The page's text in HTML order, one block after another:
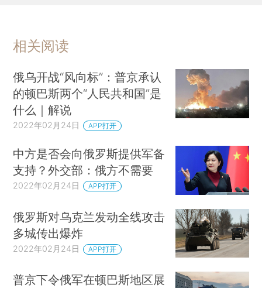
相关阅读
俄乌开战“风向标”：普京承认
的顿巴斯两个“人民共和国”是
什么｜解说
2022年02月24日 APP打开
中方是否会向俄罗斯提供军备
支持？外交部：俄方不需要
2022年02月24日 APP打开
俄罗斯对乌克兰发动全线攻击
多城传出爆炸
2022年02月24日 APP打开
普京下令俄军在顿巴斯地区展